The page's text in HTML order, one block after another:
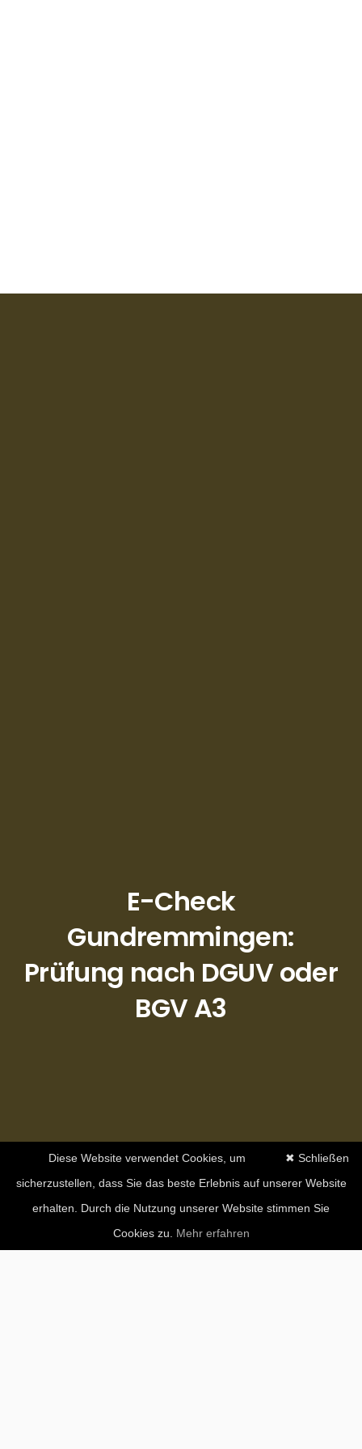
E-Check
Gundremmingen:
Prüfung nach DGUV oder
BGV A3
✖ Schließen
Diese Website verwendet Cookies, um
sicherzustellen, dass Sie das beste Erlebnis auf unserer Website
erhalten. Durch die Nutzung unserer Website stimmen Sie
Cookies zu. Mehr erfahren